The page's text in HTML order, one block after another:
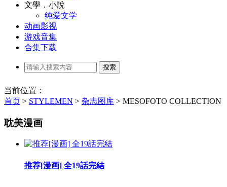
文學．小說
纯爱文学
动画影视
游戏音集
合集下载
当前位置：
首页 > STYLEMEN > 杂志图库 > MESOFOTO COLLECTION
耽美漫画
推荐[漫画] 全19話完結